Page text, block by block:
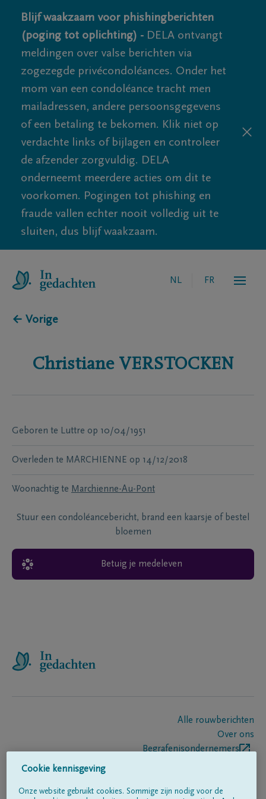
Blijf waakzaam voor phishingberichten
(poging tot oplichting) - DELA ontvangt
meldingen over valse berichten via
zogezegde privécondoléances. Onder het
mom van een condoléance tracht men
mailadressen, andere persoonsgegevens
of een betaling te bekomen. Klik niet op
verdachte links of bijlagen en controleer
de afzender zorgvuldig. DELA
onderneemt meerdere acties om dit te
voorkomen. Pogingen tot phishing en
fraude vallen echter nooit volledig uit te
sluiten, dus blijf waakzaam.
NL FR
← Vorige
Christiane VERSTOCKEN
Geboren te Luttre op 10/04/1951
Overleden te MARCHIENNE op 14/12/2018
Woonachtig te Marchienne-Au-Pont
Stuur een condoléancebericht, brand een kaarsje of bestel
bloemen
Betuig je medeleven
Alle rouwberichten
Over ons
Begrafenisondernemers
Cookie kennisgeving
Onze website gebruikt cookies. Sommige zijn nodig voor de